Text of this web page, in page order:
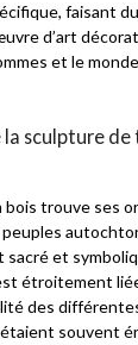
faisant
d’art
et le
la sculpture
trouve ses
sacré et
étroitement
des
souvent